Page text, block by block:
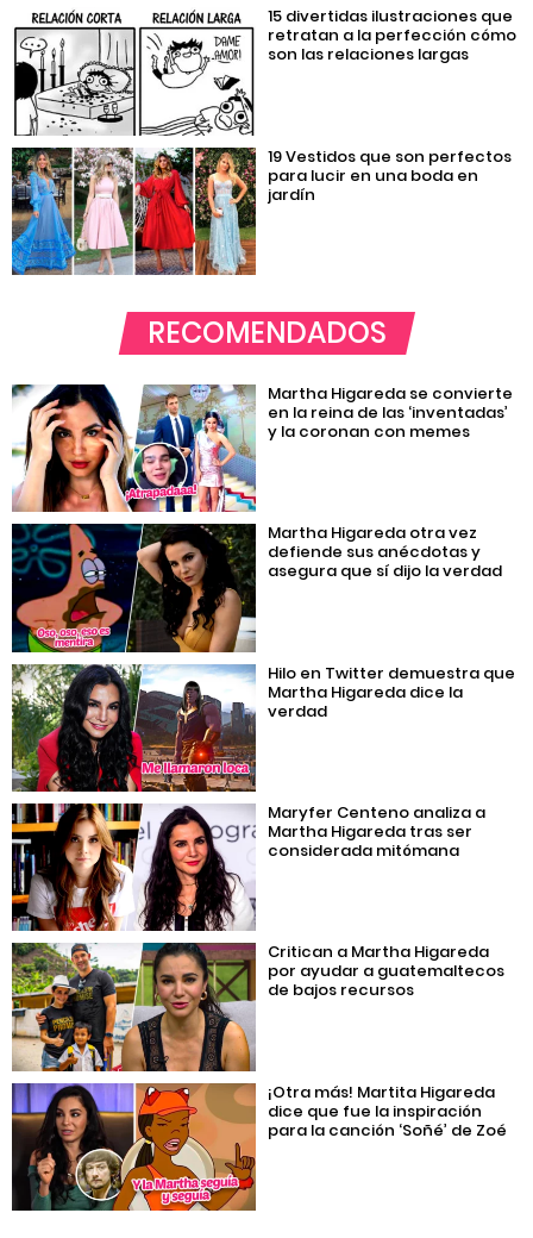
15 divertidas ilustraciones que
retratan a la perfección cómo
son las relaciones largas
19 Vestidos que son perfectos
para lucir en una boda en
jardín
RECOMENDADOS
Martha Higareda se convierte
en la reina de las ‘inventadas’
y la coronan con memes
Martha Higareda otra vez
defiende sus anécdotas y
asegura que sí dijo la verdad
Hilo en Twitter demuestra que
Martha Higareda dice la
verdad
Maryfer Centeno analiza a
Martha Higareda tras ser
considerada mitómana
Critican a Martha Higareda
por ayudar a guatemaltecos
de bajos recursos
¡Otra más! Martita Higareda
dice que fue la inspiración
para la canción ‘Soñé’ de Zoé